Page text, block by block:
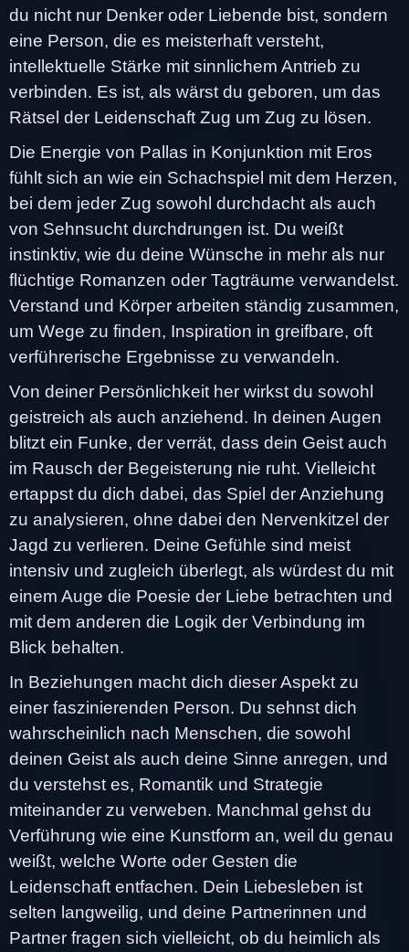
du nicht nur Denker oder Liebende bist, sondern
eine Person, die es meisterhaft versteht,
intellektuelle Stärke mit sinnlichem Antrieb zu
verbinden. Es ist, als wärst du geboren, um das
Rätsel der Leidenschaft Zug um Zug zu lösen.
Die Energie von Pallas in Konjunktion mit Eros
fühlt sich an wie ein Schachspiel mit dem Herzen,
bei dem jeder Zug sowohl durchdacht als auch
von Sehnsucht durchdrungen ist. Du weißt
instinktiv, wie du deine Wünsche in mehr als nur
flüchtige Romanzen oder Tagträume verwandelst.
Verstand und Körper arbeiten ständig zusammen,
um Wege zu finden, Inspiration in greifbare, oft
verführerische Ergebnisse zu verwandeln.
Von deiner Persönlichkeit her wirkst du sowohl
geistreich als auch anziehend. In deinen Augen
blitzt ein Funke, der verrät, dass dein Geist auch
im Rausch der Begeisterung nie ruht. Vielleicht
ertappst du dich dabei, das Spiel der Anziehung
zu analysieren, ohne dabei den Nervenkitzel der
Jagd zu verlieren. Deine Gefühle sind meist
intensiv und zugleich überlegt, als würdest du mit
einem Auge die Poesie der Liebe betrachten und
mit dem anderen die Logik der Verbindung im
Blick behalten.
In Beziehungen macht dich dieser Aspekt zu
einer faszinierenden Person. Du sehnst dich
wahrscheinlich nach Menschen, die sowohl
deinen Geist als auch deine Sinne anregen, und
du verstehst es, Romantik und Strategie
miteinander zu verweben. Manchmal gehst du
Verführung wie eine Kunstform an, weil du genau
weißt, welche Worte oder Gesten die
Leidenschaft entfachen. Dein Liebesleben ist
selten langweilig, und deine Partnerinnen und
Partner fragen sich vielleicht, ob du heimlich als